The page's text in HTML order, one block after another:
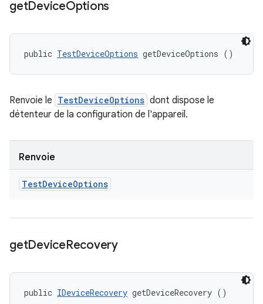
getDeviceOptions
public TestDeviceOptions getDeviceOptions ()
Renvoie le TestDeviceOptions dont dispose le
détenteur de la configuration de l'appareil.
Renvoie
TestDeviceOptions
getDeviceRecovery
public IDeviceRecovery getDeviceRecovery ()